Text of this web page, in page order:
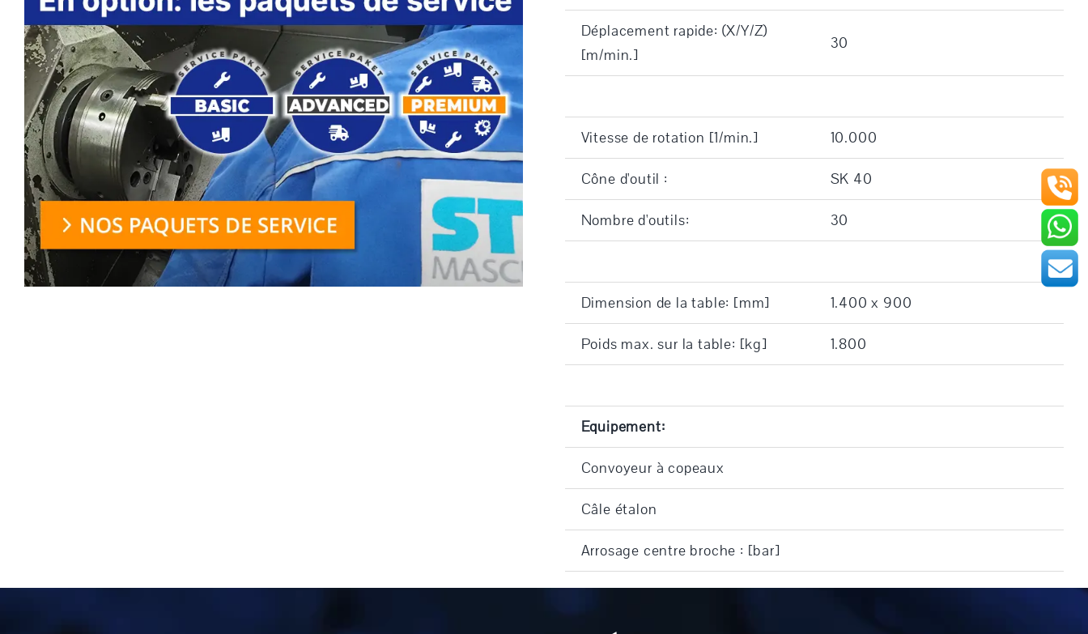
Déplacement rapide: (X/Y/Z)
[m/min.]
30
Vitesse de rotation [1/min.] 10.000
Cône d'outil : SK 40
Nombre d'outils: 30
Dimension de la table: [mm] 1.400 x 900
Poids max. sur la table: [kg] 1.800
Equipement:
Convoyeur à copeaux
Câle étalon
Arrosage centre broche : [bar]